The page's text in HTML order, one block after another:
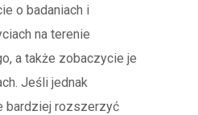
o badaniach i
na terenie
a także zobaczycie je
Jeśli jednak
bardziej rozszerzyć